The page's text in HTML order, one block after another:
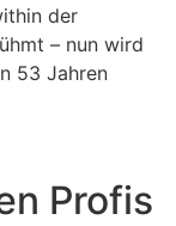
der
– nun wird
53 Jahren
Profis